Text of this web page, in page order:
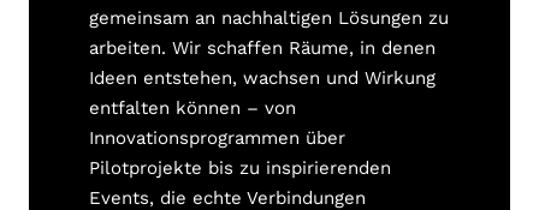
gemeinsam an nachhaltigen Lösungen zu
arbeiten. Wir schaffen Räume, in denen
Ideen entstehen, wachsen und Wirkung
entfalten können – von
Innovationsprogrammen über
Pilotprojekte bis zu inspirierenden
Events, die echte Verbindungen